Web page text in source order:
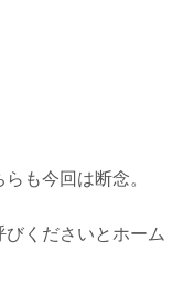
も今回は断念。
くださいとホーム